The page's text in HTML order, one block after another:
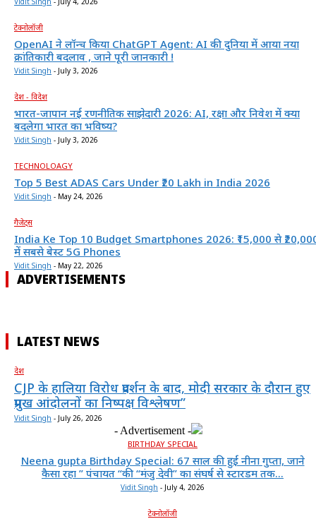
टेक्नोलॉजी
OpenAI ने लॉन्च किया ChatGPT Agent: AI की दुनिया में आया नया
क्रांतिकारी बदलाव , जाने पूरी जानकारी !
Vidit Singh - July 3, 2026
देश - विदेश
भारत-जापान नई रणनीतिक साझेदारी 2026: AI, रक्षा और निवेश में क्या
बदलेगा भारत का भविष्य?
Vidit Singh - July 3, 2026
TECHNOLOAGY
Top 5 Best ADAS Cars Under ₹20 Lakh in India 2026
Vidit Singh - May 24, 2026
गैजेट्स
India Ke Top 10 Budget Smartphones 2026: ₹15,000 से
में सबसे बेस्ट 5G Phones
Vidit Singh - May 22, 2026
ADVERTISEMENTS
LATEST NEWS
देश
CJP के हालिया विरोध प्रदर्शन के बाद, मोदी सरकार के दौरान हुए
प्रमुख आंदोलनों का निष्पक्ष विश्लेषण”
Vidit Singh - July 26, 2026
- Advertisement -
BIRTHDAY SPECIAL
Neena gupta Birthday Special: 67 साल की हुईं नीना गुप्ता, जाने
कैसा रहा ” पंचायत “की “मंजु देवी” का संघर्ष से स्टारडम तक...
Vidit Singh - July 4, 2026
टेक्नोलॉजी